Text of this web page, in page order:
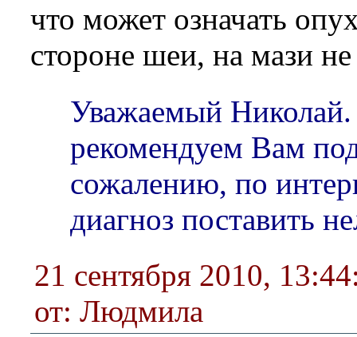
что может означать
стороне шеи, на мази не
Уважаемый
рекомендуем Вам
сожалению, по
диагноз поставить
21 сентября 2010,
от: Людмила